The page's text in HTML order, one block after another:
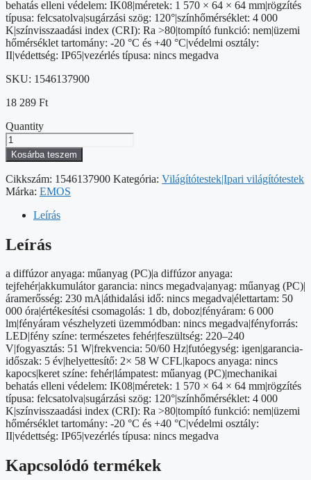
behatás elleni védelem: IK08|méretek: 1 570 × 64 × 64 mm|rögzítés
típusa: felcsatolva|sugárzási szög: 120°|színhőmérséklet: 4 000
K|színvisszaadási index (CRI): Ra >80|tompító funkció: nem|üzemi
hőmérséklet tartomány: -20 °C és +40 °C|védelmi osztály:
II|védettség: IP65|vezérlés típusa: nincs megadva
SKU: 1546137900
18 289 Ft
Quantity
EMOS
LED
PORÁLLÓ
LÁMPA
FESTY
IP65
Kosárba teszem
Cikkszám: 1546137900 Kategória: Világítótestek|Ipari világítótestek
Márka: EMOS
Leírás
Leírás
a diffúzor anyaga: műanyag (PC)|a diffúzor anyaga:
tejfehér|akkumulátor garancia: nincs megadva|anyag: műanyag (PC)|
áramerősség: 230 mA|áthidalási idő: nincs megadva|élettartam: 50
000 óra|értékesítési csomagolás: 1 db, doboz|fényáram: 6 000
lm|fényáram vészhelyzeti üzemmódban: nincs megadva|fényforrás:
LED|fény színe: természetes fehér|feszültség: 220–240
V|fogyasztás: 51 W|frekvencia: 50/60 Hz|futóegység: igen|garancia-
időszak: 5 év|helyettesítő: 2× 58 W CFL|kapocs anyaga: nincs
kapocs|keret színe: fehér|lámpatest: műanyag (PC)|mechanikai
behatás elleni védelem: IK08|méretek: 1 570 × 64 × 64 mm|rögzítés
típusa: felcsatolva|sugárzási szög: 120°|színhőmérséklet: 4 000
K|színvisszaadási index (CRI): Ra >80|tompító funkció: nem|üzemi
hőmérséklet tartomány: -20 °C és +40 °C|védelmi osztály:
II|védettség: IP65|vezérlés típusa: nincs megadva
Kapcsolódó termékek